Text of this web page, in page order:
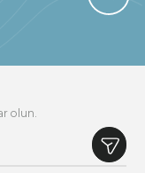
olun.